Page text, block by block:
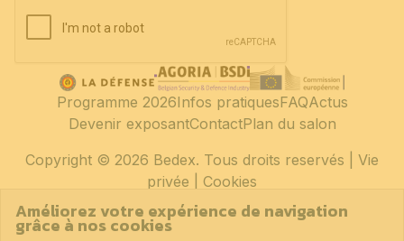
Copyright © 2026 Bedex. Tous droits reservés | Vie
privée
Cookies
Programme 2026Infos pratiquesFAQActus
Devenir exposantContactPlan du salon
Améliorez votre expérience de navigation
grâce à nos cookies